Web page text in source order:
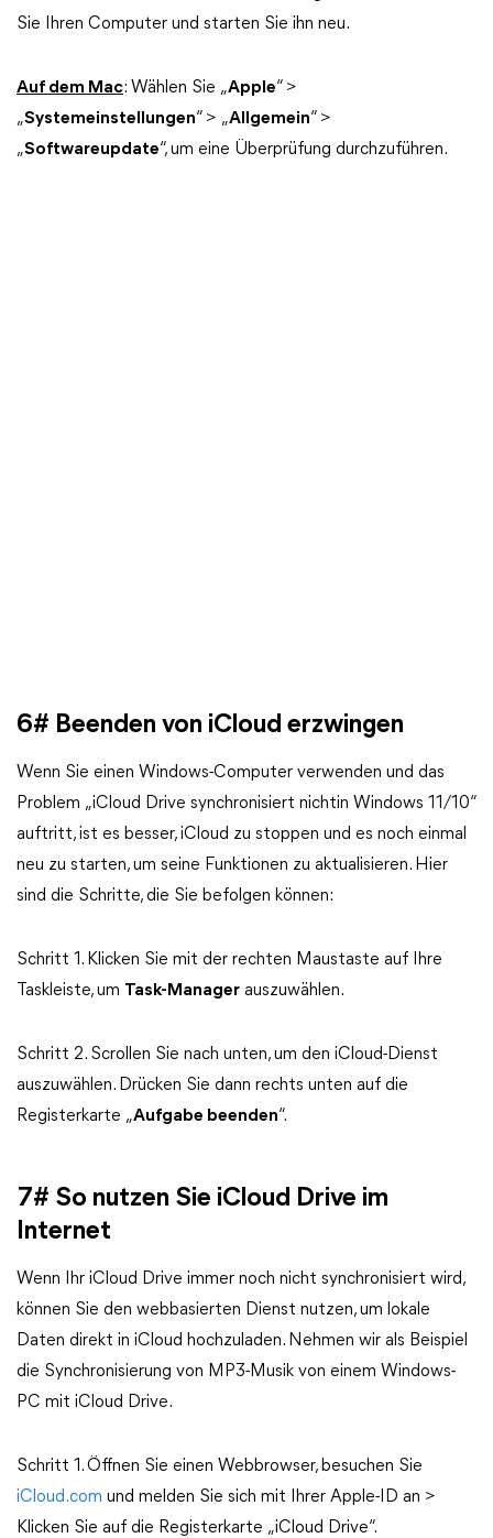
Sie Ihren Computer und starten Sie ihn neu.
Auf dem Mac: Wählen Sie „Apple“ >
„Systemeinstellungen“ > „Allgemein“ >
„Softwareupdate“, um eine Überprüfung durchzuführen.
6# Beenden von iCloud erzwingen
Wenn Sie einen Windows-Computer verwenden und das
Problem „iCloud Drive synchronisiert nichtin Windows 11/10“
auftritt, ist es besser, iCloud zu stoppen und es noch einmal
neu zu starten, um seine Funktionen zu aktualisieren. Hier
sind die Schritte, die Sie befolgen können:
Schritt 1. Klicken Sie mit der rechten Maustaste auf Ihre
Taskleiste, um Task-Manager auszuwählen.
Schritt 2. Scrollen Sie nach unten, um den iCloud-Dienst
auszuwählen. Drücken Sie dann rechts unten auf die
Registerkarte „Aufgabe beenden“.
7# So nutzen Sie iCloud Drive im
Internet
Wenn Ihr iCloud Drive immer noch nicht synchronisiert wird,
können Sie den webbasierten Dienst nutzen, um lokale
Daten direkt in iCloud hochzuladen. Nehmen wir als Beispiel
die Synchronisierung von MP3-Musik von einem Windows-
PC mit iCloud Drive.
Schritt 1. Öffnen Sie einen Webbrowser, besuchen Sie
iCloud.com und melden Sie sich mit Ihrer Apple-ID an >
Klicken Sie auf die Registerkarte „iCloud Drive“.